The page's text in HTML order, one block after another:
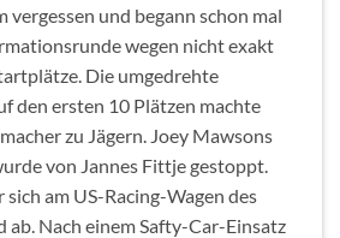
vergessen und begann schon mal
wegen nicht exakt
Die umgedrehte
den ersten 10 Plätzen machte
zu Jägern. Joey Mawsons
von Jannes Fittje gestoppt.
am US-Racing-Wagen des
ab. Nach einem Safty-Car-Einsatz